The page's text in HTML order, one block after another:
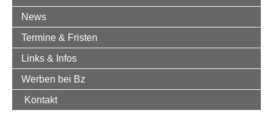
News
Termine & Fristen
Links & Infos
Werben bei Bz
Kontakt